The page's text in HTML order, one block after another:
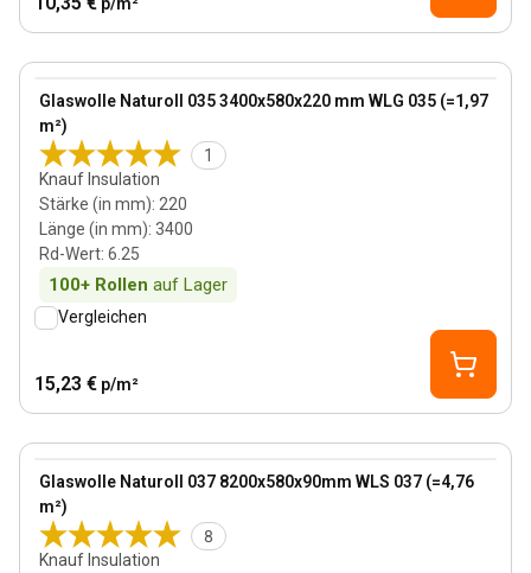
Glaswolle Naturoll 035 3400x580x220 mm WLG 035 (=1,97
m²)
1
Knauf Insulation
Stärke (in mm): 220
Länge (in mm): 3400
Rd-Wert: 6.25
100+ Rollen auf Lager
View product
Vergleichen
15,23 € p/m²
Glaswolle Naturoll 037 8200x580x90mm WLS 037 (=4,76
m²)
8
Knauf Insulation
View product